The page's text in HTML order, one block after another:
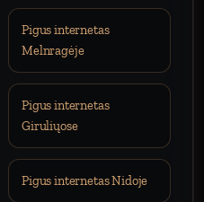
Pigus internetas
Melnragėje
Pigus internetas
Giruliųose
Pigus internetas Nidoje